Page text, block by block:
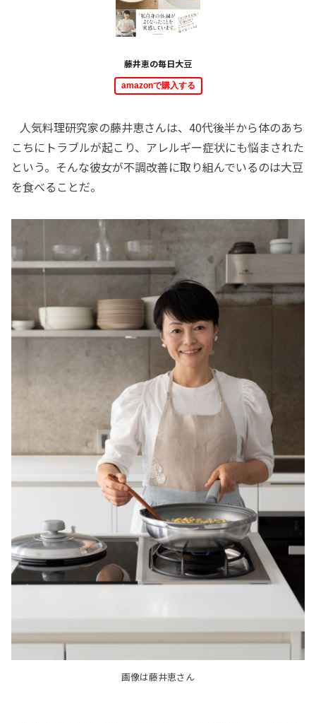
藤井恵の毎日大豆
amazonで購入する
人気料理研究家の藤井恵さんは、40代後半から体のあち
こちにトラブルが起こり、アレルギー症状にも悩まされた
という。そんな彼女が不調改善に取り組んでいるのは大豆
を食べることだ。
画像は藤井恵さん